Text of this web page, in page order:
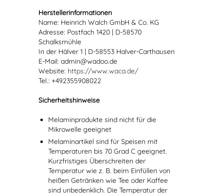
Herstellerinformationen
Name: Heinrich Walch GmbH & Co. KG
Adresse: Postfach 1420 | D-58570
Schalksmühle
In der Hälver 1 | D-58553 Halver-Carthausen
E-Mail: admin@wadoo.de
Website: https://www.waca.de/
Tel.: +492355908022
Sicherheitshinweise
Melaminprodukte sind nicht für die
Mikrowelle geeignet
Melaminartikel sind für Speisen mit
Temperaturen bis 70 Grad C geeignet.
Kurzfristiges Überschreiten der
Temperatur wie z. B. beim Einfüllen von
heißen Getränken wie Tee oder Kaffee
sind unbedenklich. Die Temperatur der